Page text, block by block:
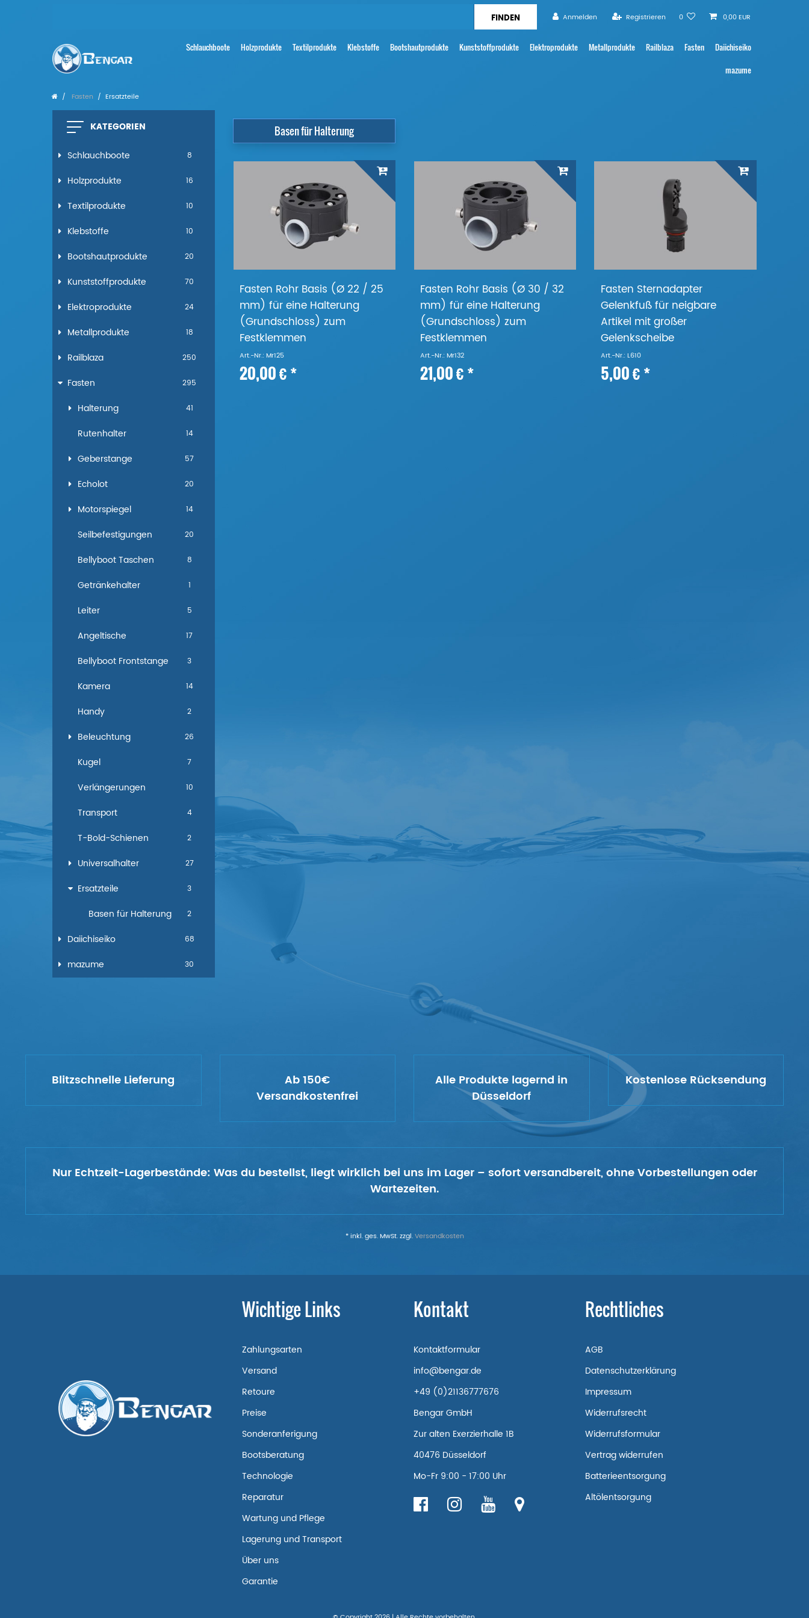
Anmelden Registrieren 0 0,00 EUR
Schlauchboote Holzprodukte Textilprodukte Klebstoffe Bootshautprodukte Kunststoffprodukte Elektroprodukte Metallprodukte Railblaza Fasten
Daiichiseiko
mazume
Fasten Ersatzteile
KATEGORIEN
Schlauchboote 8
Holzprodukte 16
Textilprodukte 10
Klebstoffe 10
Bootshautprodukte 20
Kunststoffprodukte 70
Elektroprodukte 24
Metallprodukte 18
Railblaza 250
Fasten 295
Halterung 41
Rutenhalter 14
Geberstange 57
Echolot 20
Motorspiegel 14
Seilbefestigungen 20
Bellyboot Taschen 8
Getränkehalter 1
Leiter 5
Angeltische 17
Bellyboot Frontstange 3
Kamera 14
Handy 2
Beleuchtung 26
Kugel 7
Verlängerungen 10
Transport 4
T-Bold-Schienen 2
Universalhalter 27
Ersatzteile 3
Basen für Halterung 2
Daiichiseiko 68
mazume 30
Basen für Halterung
Fasten Rohr Basis (Ø 22 / 25
mm) für eine Halterung
(Grundschloss) zum
Festklemmen
Art.-Nr.: Mr125
20,00 € *
Fasten Rohr Basis (Ø 30 / 32
mm) für eine Halterung
(Grundschloss) zum
Festklemmen
Art.-Nr.: Mr132
21,00 € *
Fasten Sternadapter
Gelenkfuß für neigbare
Artikel mit großer
Gelenkscheibe
Art.-Nr.: L610
5,00 € *
Blitzschnelle Lieferung
Ab 150€
Versandkostenfrei
Alle Produkte lagernd in
Düsseldorf
Kostenlose Rücksendung
Nur Echtzeit-Lagerbestände: Was du bestellst, liegt wirklich bei uns im Lager – sofort versandbereit, ohne Vorbestellungen oder
Wartezeiten.
* inkl. ges. MwSt. zzgl.Versandkosten
Wichtige Links
Zahlungsarten
Versand
Retoure
Preise
Sonderanferigung
Bootsberatung
Technologie
Reparatur
Wartung und Pflege
Lagerung und Transport
Über uns
Garantie
Kontakt
Kontaktformular
info@bengar.de
+49 (0)21136777676
Bengar GmbH
Zur alten Exerzierhalle 1B
40476 Düsseldorf
Mo-Fr 9:00 - 17:00 Uhr
Rechtliches
AGB
Datenschutzerklärung
Impressum
Widerrufsrecht
Widerrufsformular
Vertrag widerrufen
Batterieentsorgung
Altölentsorgung